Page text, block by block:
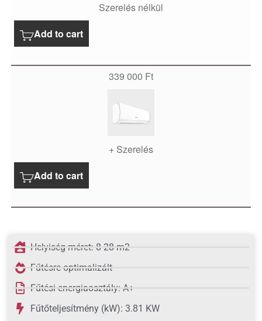
Szerelés nélkül
Add to cart
339 000 Ft
+ Szerelés
Add to cart
Helyiség méret: 8-28 m2
Fűtésre optimalizált
Fűtési energiaosztály: A+
Fűtőteljesítmény (kW): 3.81 KW